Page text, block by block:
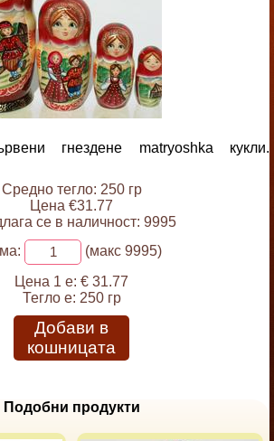
гнездене matryoshka кукли.
Средно тегло: 250 гр
Цена €31.77
се в наличност: 9995
(макс 9995)
Цена 1 е: € 31.77
Тегло е: 250 гр
Добави в
кошницата
Подобни продукти